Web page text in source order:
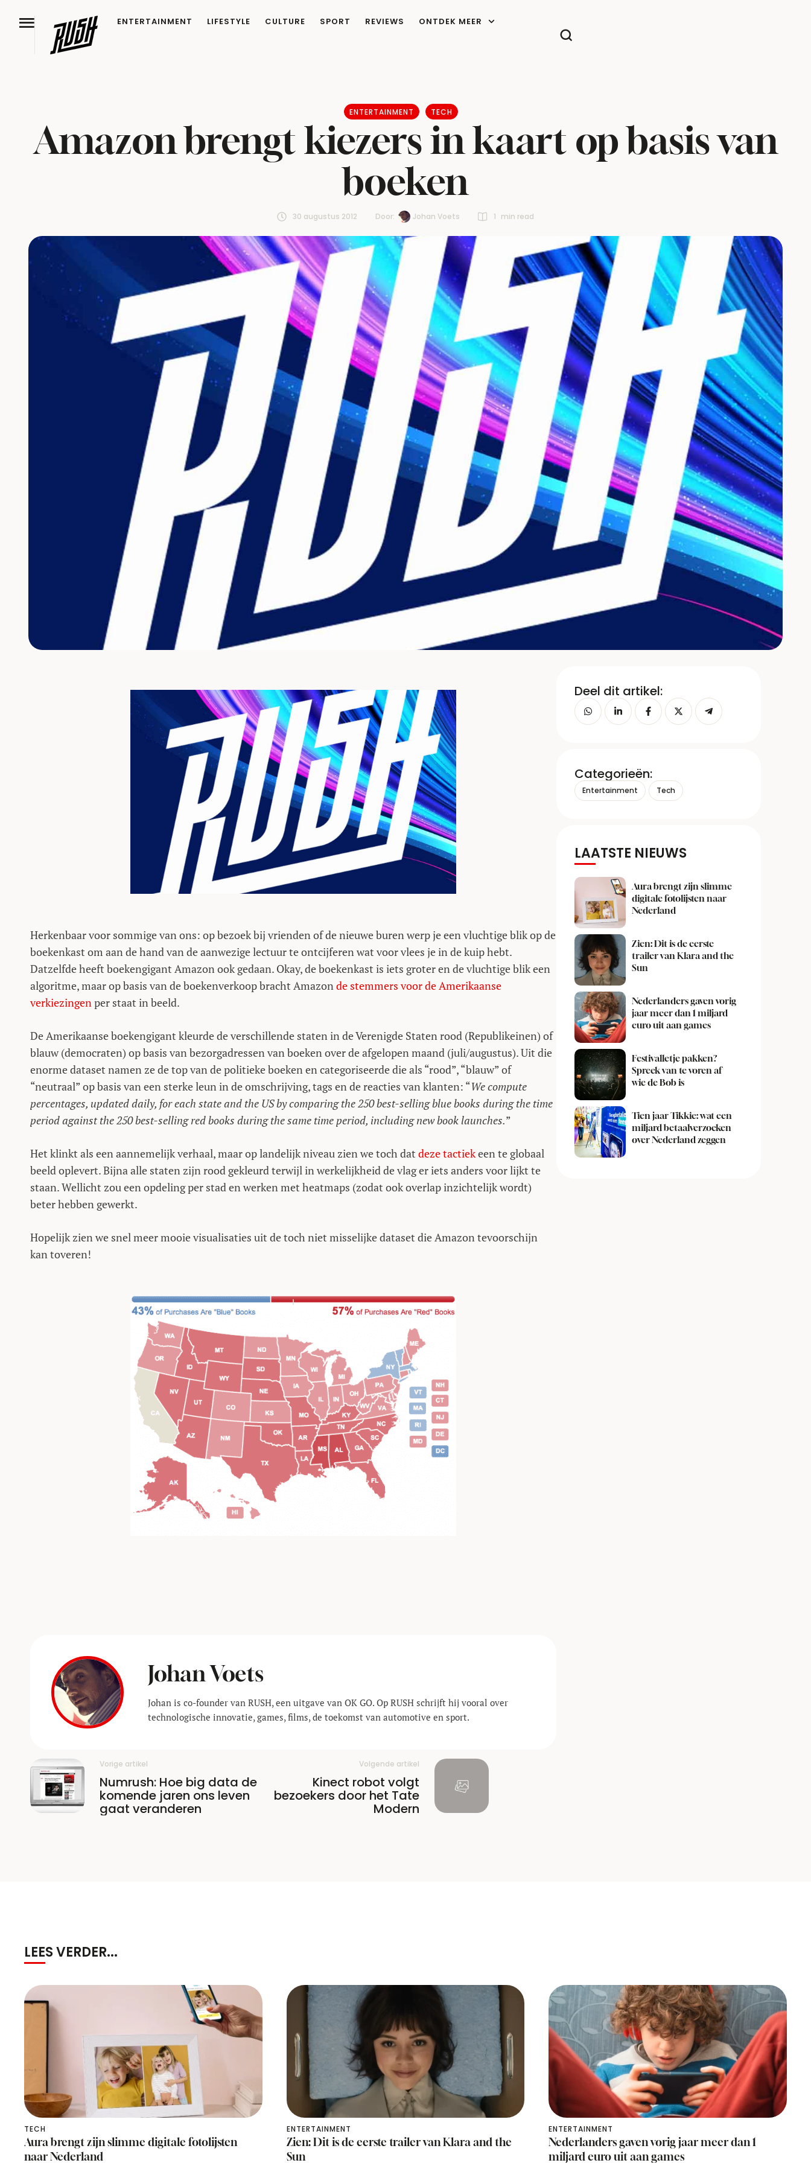
ENTERTAINMENT LIFESTYLE CULTURE SPORT REVIEWS ONTDEK MEER
ENTERTAINMENT TECH
Amazon brengt kiezers in kaart op basis van
boeken
30 augustus 2012 Door: Johan Voets 1 min read
Herkenbaar voor sommige van ons: op bezoek bij vrienden of de nieuwe buren werp je een vluchtige blik op de
boekenkast om aan de hand van de aanwezige lectuur te ontcijferen wat voor vlees je in de kuip hebt.
Datzelfde heeft boekengigant Amazon ook gedaan. Okay, de boekenkast is iets groter en de vluchtige blik een
algoritme, maar op basis van de boekenverkoop bracht Amazon de stemmers voor de Amerikaanse
verkiezingen per staat in beeld.
De Amerikaanse boekengigant kleurde de verschillende staten in de Verenigde Staten rood (Republikeinen) of
blauw (democraten) op basis van bezorgadressen van boeken over de afgelopen maand (juli/augustus). Uit die
enorme dataset namen ze de top van de politieke boeken en categoriseerde die als “rood”, “blauw” of
“neutraal” op basis van een sterke leun in de omschrijving, tags en de reacties van klanten: “We compute
percentages, updated daily, for each state and the US by comparing the 250 best-selling blue books during the time
period against the 250 best-selling red books during the same time period, including new book launches.”
Het klinkt als een aannemelijk verhaal, maar op landelijk niveau zien we toch dat deze tactiekeen te globaal
beeld oplevert. Bijna alle staten zijn rood gekleurd terwijl in werkelijkheid de vlag er iets anders voor lijkt te
staan. Wellicht zou een opdeling per stad en werken met heatmaps (zodat ook overlap inzichtelijk wordt)
beter hebben gewerkt.
Hopelijk zien we snel meer mooie visualisaties uit de toch niet misselijke dataset die Amazon tevoorschijn
kan toveren!
Johan Voets
Johan is co-founder van RUSH, een uitgave van OK GO. Op RUSH schrijft hij vooral over
technologische innovatie, games, films, de toekomst van automotive en sport.
Vorige artikel
Numrush: Hoe big data de
komende jaren ons leven
gaat veranderen
Volgende artikel
Kinect robot volgt
bezoekers door het Tate
Modern
Deel dit artikel:
Categorieën:
Entertainment Tech
LAATSTE NIEUWS
Aura brengt zijn slimme
digitale fotolijsten naar
Nederland
Zien: Dit is de eerste
trailer van Klara and the
Sun
Nederlanders gaven vorig
jaar meer dan 1 miljard
euro uit aan games
Festivalletje pakken?
Spreek van te voren af
wie de Bob is
Tien jaar Tikkie: wat een
miljard betaalverzoeken
over Nederland zeggen
LEES VERDER...
TECH
Aura brengt zijn slimme digitale fotolijsten
naar Nederland
ENTERTAINMENT
Zien: Dit is de eerste trailer van Klara and the
Sun
ENTERTAINMENT
Nederlanders gaven vorig jaar meer dan 1
miljard euro uit aan games